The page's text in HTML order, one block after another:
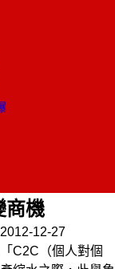
機
2012-12-27
C2C（個人對個